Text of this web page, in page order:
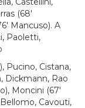
(68'
Mancuso). A
Paoletti,
Pucino, Cistana,
Dickmann, Rao
Moncini (67'
Cavouti,